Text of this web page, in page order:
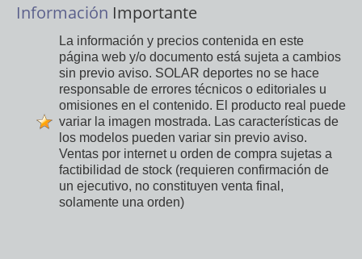
Información Importante
La información y precios contenida en este
página web y/o documento está sujeta a cambios
sin previo aviso. SOLAR deportes no se hace
responsable de errores técnicos o editoriales u
omisiones en el contenido. El producto real puede
variar la imagen mostrada. Las características de
los modelos pueden variar sin previo aviso.
Ventas por internet u orden de compra sujetas a
factibilidad de stock (requieren confirmación de
un ejecutivo, no constituyen venta final,
solamente una orden)